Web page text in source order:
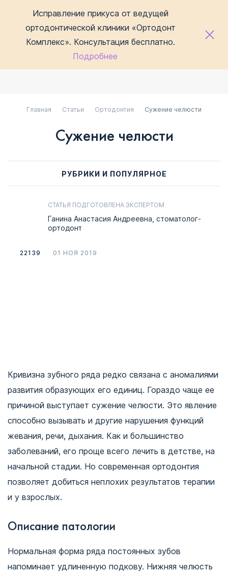
Исправление прикуса от ведущей
ортодонтической клиники «Ортодонт
Комплекс». Консультация бесплатно.
Подробнее
Главная Статьи Ортодонтия Сужение челюсти
Сужение челюсти
РУБРИКИ И ПОПУЛЯРНОЕ
СТАТЬЯ ПОДГОТОВЛЕНА ЭКСПЕРТОМ
Ганина Анастасия Андреевна, стоматолог-
ортодонт
22139 01 НОЯ 2019
Кривизна зубного ряда редко связана с аномалиями
развития образующих его единиц. Гораздо чаще ее
причиной выступает сужение челюсти. Это явление
способно вызывать и другие нарушения функций
жевания, речи, дыхания. Как и большинство
заболеваний, его проще всего лечить в детстве, на
начальной стадии. Но современная ортодонтия
позволяет добиться неплохих результатов терапии
и у взрослых.
Описание патологии
Нормальная форма ряда постоянных зубов
напоминает удлиненную подкову. Нижняя челюсть